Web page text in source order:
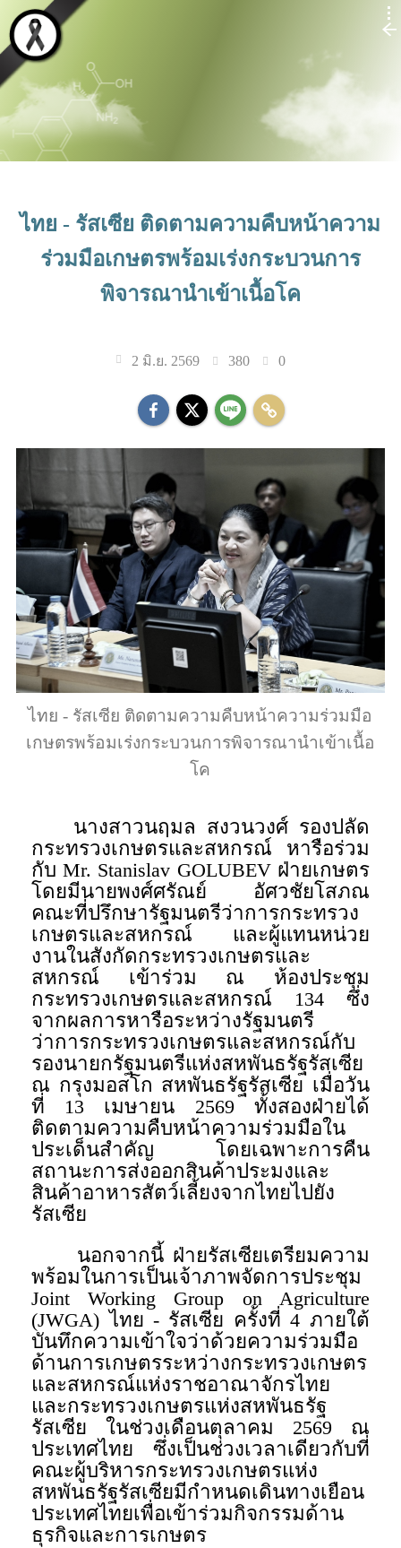
ไทย - รัสเซีย ติดตามความคืบหน้าความ
ร่วมมือเกษตรพร้อมเร่งกระบวนการ
พิจารณานำเข้าเนื้อโค
2 มิ.ย. 2569 380 0
ไทย - รัสเซีย ติดตามความคืบหน้าความร่วมมือ
เกษตรพร้อมเร่งกระบวนการพิจารณานำเข้าเนื้อ
โค
นางสาวนฤมล สงวนวงศ์ รองปลัด
กระทรวงเกษตรและสหกรณ์ หารือร่วม
กับ Mr. Stanislav GOLUBEV ฝ่ายเกษตร
โดยมีนายพงศ์ศรัณย์ อัศวชัยโสภณ
คณะที่ปรึกษารัฐมนตรีว่าการกระทรวง
เกษตรและสหกรณ์ และผู้แทนหน่วย
งานในสังกัดกระทรวงเกษตรและ
สหกรณ์ เข้าร่วม ณ ห้องประชุม
กระทรวงเกษตรและสหกรณ์ 134 ซึ่ง
จากผลการหารือระหว่างรัฐมนตรี
ว่าการกระทรวงเกษตรและสหกรณ์กับ
รองนายกรัฐมนตรีแห่งสหพันธรัฐรัสเซีย
ณ กรุงมอสโก สหพันธรัฐรัสเซีย เมื่อวัน
ที่ 13 เมษายน 2569 ทั้งสองฝ่ายได้
ติดตามความคืบหน้าความร่วมมือใน
ประเด็นสำคัญ โดยเฉพาะการคืน
สถานะการส่งออกสินค้าประมงและ
สินค้าอาหารสัตว์เลี้ยงจากไทยไปยัง
รัสเซีย
นอกจากนี้ ฝ่ายรัสเซียเตรียมความ
พร้อมในการเป็นเจ้าภาพจัดการประชุม
Joint Working Group on Agriculture
(JWGA) ไทย - รัสเซีย ครั้งที่ 4 ภายใต้
บันทึกความเข้าใจว่าด้วยความร่วมมือ
ด้านการเกษตรระหว่างกระทรวงเกษตร
และสหกรณ์แห่งราชอาณาจักรไทย
และกระทรวงเกษตรแห่งสหพันธรัฐ
รัสเซีย ในช่วงเดือนตุลาคม 2569 ณ
ประเทศไทย ซึ่งเป็นช่วงเวลาเดียวกับที่
คณะผู้บริหารกระทรวงเกษตรแห่ง
สหพันธรัฐรัสเซียมีกำหนดเดินทางเยือน
ประเทศไทยเพื่อเข้าร่วมกิจกรรมด้าน
ธุรกิจและการเกษตร